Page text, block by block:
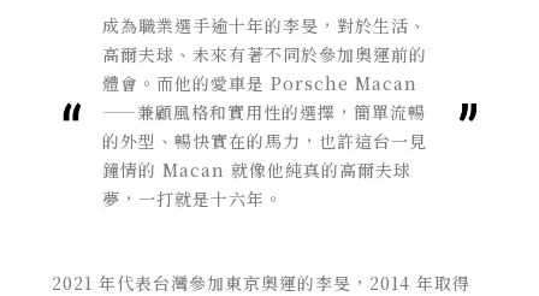
成為職業選手逾十年的李旻，對於生活、
高爾夫球、未來有著不同於參加奧運前的
體會。而他的愛車是 Porsche Macan
——兼顧風格和實用性的選擇，簡單流暢
的外型、暢快實在的馬力，也許這台一見
鐘情的 Macan 就像他純真的高爾夫球
夢，一打就是十六年。
2021 年代表台灣參加東京奧運的李旻，2014 年取得